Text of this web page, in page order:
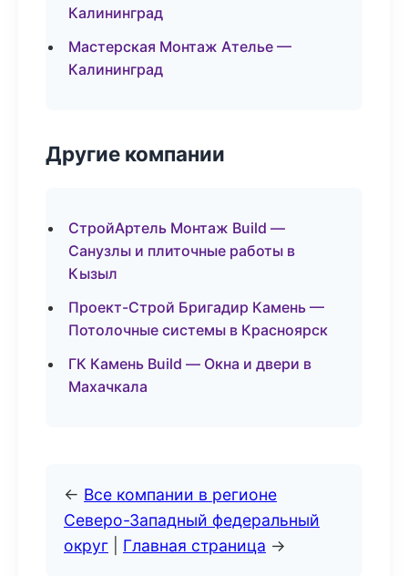
Калининград
Мастерская Монтаж Ателье —
Калининград
Другие компании
СтройАртель Монтаж Build —
Санузлы и плиточные работы в
Кызыл
Проект-Строй Бригадир Камень —
Потолочные системы в Красноярск
ГК Камень Build — Окна и двери в
Махачкала
← Все компании в регионе
Северо-Западный федеральный
округ
Главная страница →